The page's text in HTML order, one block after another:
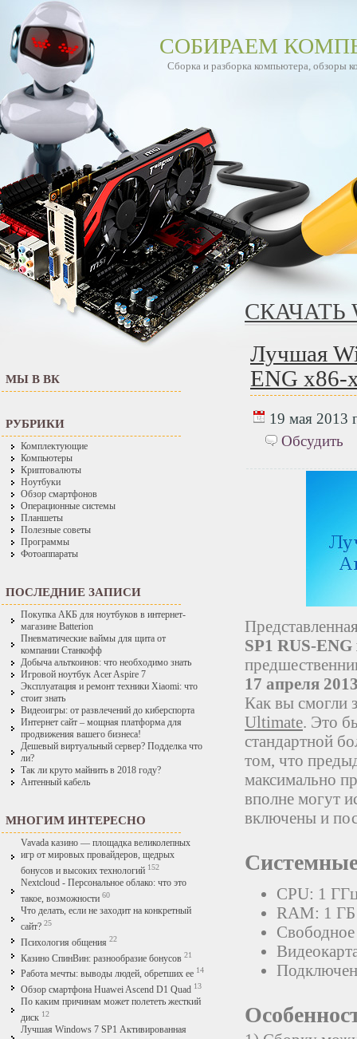
СОБИРАЕМ
Сборка и разборка компьютера, обзоры
МЫ В ВК
РУБРИКИ
Комплектующие
Компьютеры
Криптовалюты
Ноутбуки
Обзор смартфонов
Операционные системы
Планшеты
Полезные советы
Программы
Фотоаппараты
ПОСЛЕДНИЕ ЗАПИСИ
Покупка АКБ для ноутбуков в интернет-
магазине Batterion
Пневматические ваймы для щита от
компании Станкофф
Добыча альткоинов: что необходимо знать
Игровой ноутбук Acer Aspire 7
Эксплуатация и ремонт техники Xiaomi: что
стоит знать
Видеоигры: от развлечений до киберспорта
Интернет сайт – мощная платформа для
продвижения вашего бизнеса!
Дешевый виртуальный сервер? Подделка что
ли?
Так ли круто майнить в 2018 году?
Антенный кабель
МНОГИМ ИНТЕРЕСНО
Vavada казино — площадка великолепных
игр от мировых провайдеров, щедрых
бонусов и высоких технологий 152
Nextcloud - Персональное облако: что это
такое, возможности 60
Что делать, если не заходит на конкретный
сайт? 25
Психология общения 22
Казино СпинВин: разнообразие бонусов 21
Работа мечты: выводы людей, обретших ее 14
Обзор смартфона Huawei Ascend D1 Quad 13
По каким причинам может полететь жесткий
диск 12
Лучшая Windows 7 SP1 Активированная
СКАЧАТЬ
Лучшая
ENG x86-
19 мая 2013
Обсудить
SP1 RUS-
17 апреля
Как вы смогли
Ultimate. Это
стандартной
том, что
максимально
вполне могут
включены и
CPU: 1
RAM: 1 ГБ